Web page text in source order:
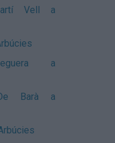
Vell a
a
Barà a